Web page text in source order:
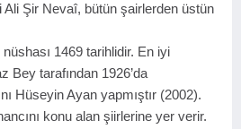
Ali Şir Nevaî, bütün şairlerden üstün
1469 tarihlidir. En iyi
Bey tarafından 1926’da
Hüseyin Ayan yapmıştır (2002).
konu alan şiirlerine yer verir.